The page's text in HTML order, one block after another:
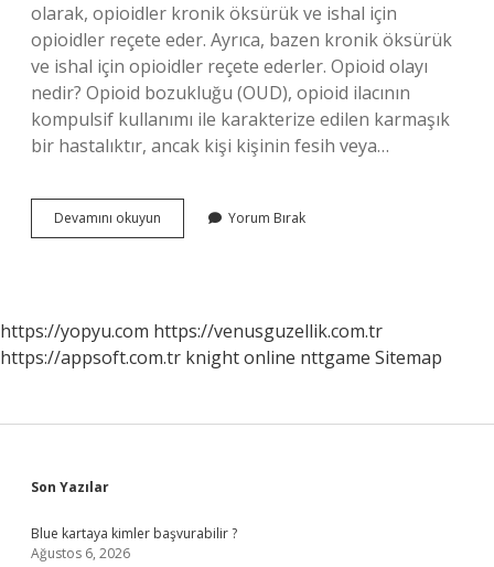
olarak, opioidler kronik öksürük ve ishal için
opioidler reçete eder. Ayrıca, bazen kronik öksürük
ve ishal için opioidler reçete ederler. Opioid olayı
nedir? Opioid bozukluğu (OUD), opioid ilacının
kompulsif kullanımı ile karakterize edilen karmaşık
bir hastalıktır, ancak kişi kişinin fesih veya…
Devamını okuyun
Sistem
Yorum Bırak
https://yopyu.com https://venusguzellik.com.tr
https://appsoft.com.tr knight online nttgame Sitemap
Sidebar
Son Yazılar
Blue kartaya kimler başvurabilir ?
Ağustos 6, 2026